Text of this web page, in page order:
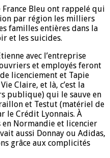
France Bleu ont rappelé qui
par région les milliers
familles entières dans la
et les suicides.
avec l’entreprise
et employés feront
licenciement et Tapie
Claire, et là, c’est la
publique) qui le sauve en
et Testut (matériel de
le Crédit Lyonnais. À
Normandie et licencier
aussi Donnay ou Adidas,
grâce aux complicités